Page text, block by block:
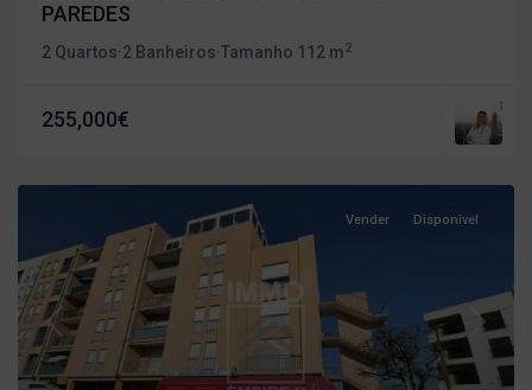
PAREDES
2 Quartos·2 Banheiros·Tamanho 112 m2
255,000€
Previous Next
Vender Disponivel